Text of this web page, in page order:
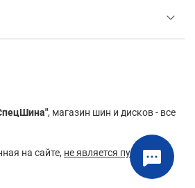
, магазин шин и дисков - все
на сайте, не является публичной